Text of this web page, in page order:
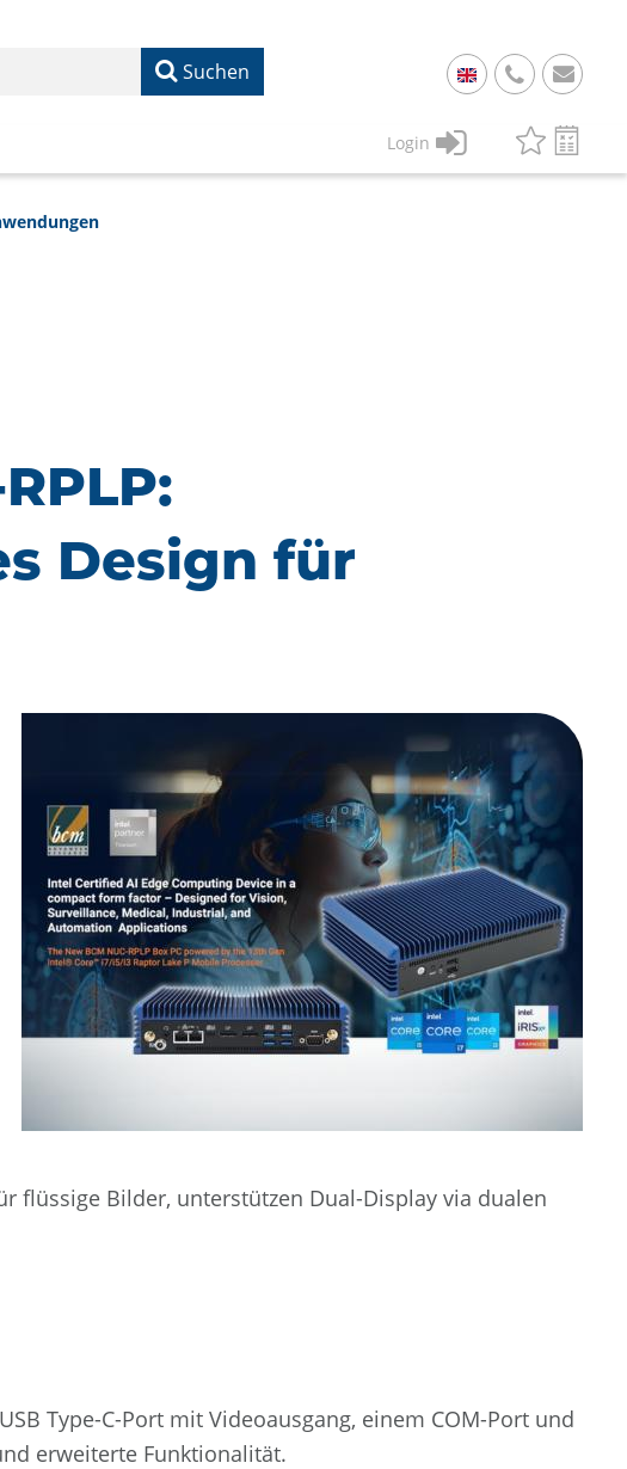
Suchen
49
Login
Design für
flüssige Bilder, unterstützen Dual-Display via dualen
Type-C-Port mit Videoausgang, einem COM-Port und
erweiterte Funktionalität.